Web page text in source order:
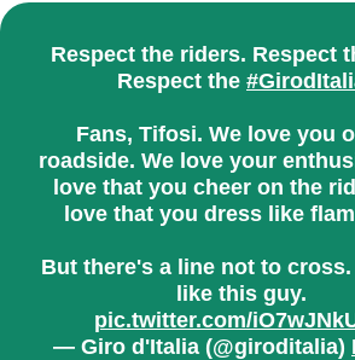
Respect the riders. Respect
Respect the
Fans, Tifosi. We love you
roadside. We love your
love that you cheer on the
love that you dress like
But there's a line not to
like this guy.
pic.twitter.com/
— Giro d'Italia (@giroditalia)